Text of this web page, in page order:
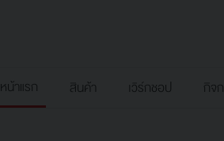
หน้าแรก สินค้า เวิร์กชอป กิจ